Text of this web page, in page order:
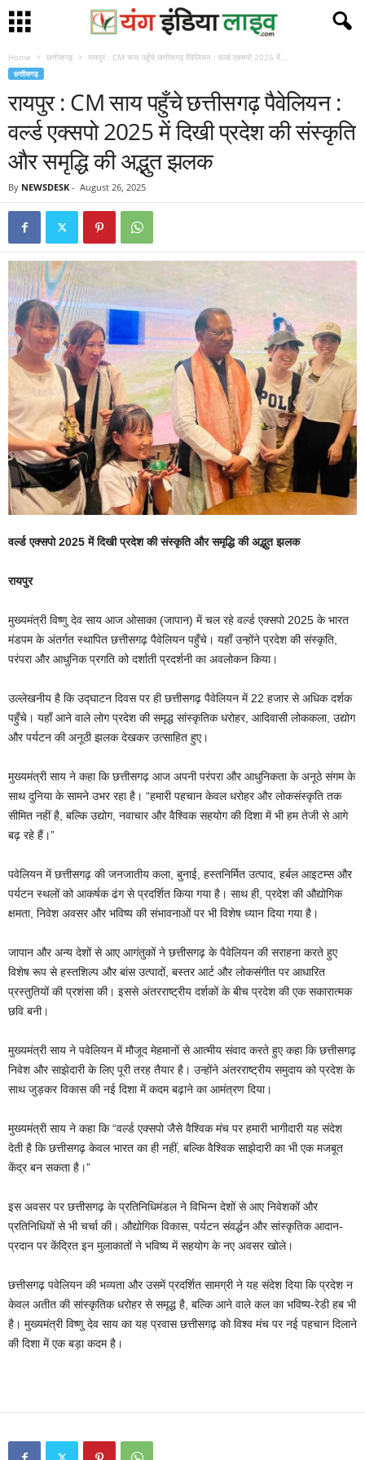
Home छत्तीसगढ़ रायपुर : CM साय पहुँचे छत्तीसगढ़ पैवेलियन : वर्ल्ड एक्सपो 2025 में...
छत्तीसगढ़
रायपुर : CM साय पहुँचे छत्तीसगढ़ पैवेलियन :
वर्ल्ड एक्सपो 2025 में दिखी प्रदेश की संस्कृति
और समृद्धि की अद्भुत झलक
By NEWSDESK - August 26, 2025
वर्ल्ड एक्सपो 2025 में दिखी प्रदेश की संस्कृति और समृद्धि की अद्भुत झलक
रायपुर
मुख्यमंत्री विष्णु देव साय आज ओसाका (जापान) में चल रहे वर्ल्ड एक्सपो 2025 के भारत
मंडपम के अंतर्गत स्थापित छत्तीसगढ़ पैवेलियन पहुँचे। यहाँ उन्होंने प्रदेश की संस्कृति,
परंपरा और आधुनिक प्रगति को दर्शाती प्रदर्शनी का अवलोकन किया।
उल्लेखनीय है कि उद्घाटन दिवस पर ही छत्तीसगढ़ पैवेलियन में 22 हजार से अधिक दर्शक
पहुँचे। यहाँ आने वाले लोग प्रदेश की समृद्ध सांस्कृतिक धरोहर, आदिवासी लोककला, उद्योग
और पर्यटन की अनूठी झलक देखकर उत्साहित हुए।
मुख्यमंत्री साय ने कहा कि छत्तीसगढ़ आज अपनी परंपरा और आधुनिकता के अनूठे संगम के
साथ दुनिया के सामने उभर रहा है। “हमारी पहचान केवल धरोहर और लोकसंस्कृति तक
सीमित नहीं है, बल्कि उद्योग, नवाचार और वैश्विक सहयोग की दिशा में भी हम तेजी से आगे
बढ़ रहे हैं।”
पवेलियन में छत्तीसगढ़ की जनजातीय कला, बुनाई, हस्तनिर्मित उत्पाद, हर्बल आइटम्स और
पर्यटन स्थलों को आकर्षक ढंग से प्रदर्शित किया गया है। साथ ही, प्रदेश की औद्योगिक
क्षमता, निवेश अवसर और भविष्य की संभावनाओं पर भी विशेष ध्यान दिया गया है।
जापान और अन्य देशों से आए आगंतुकों ने छत्तीसगढ़ के पैवेलियन की सराहना करते हुए
विशेष रूप से हस्तशिल्प और बांस उत्पादों, बस्तर आर्ट और लोकसंगीत पर आधारित
प्रस्तुतियों की प्रशंसा की। इससे अंतरराष्ट्रीय दर्शकों के बीच प्रदेश की एक सकारात्मक
छवि बनी।
मुख्यमंत्री साय ने पवेलियन में मौजूद मेहमानों से आत्मीय संवाद करते हुए कहा कि छत्तीसगढ़
निवेश और साझेदारी के लिए पूरी तरह तैयार है। उन्होंने अंतरराष्ट्रीय समुदाय को प्रदेश के
साथ जुड़कर विकास की नई दिशा में कदम बढ़ाने का आमंत्रण दिया।
मुख्यमंत्री साय ने कहा कि “वर्ल्ड एक्सपो जैसे वैश्विक मंच पर हमारी भागीदारी यह संदेश
देती है कि छत्तीसगढ़ केवल भारत का ही नहीं, बल्कि वैश्विक साझेदारी का भी एक मजबूत
केंद्र बन सकता है।”
इस अवसर पर छत्तीसगढ़ के प्रतिनिधिमंडल ने विभिन्न देशों से आए निवेशकों और
प्रतिनिधियों से भी चर्चा की। औद्योगिक विकास, पर्यटन संवर्द्धन और सांस्कृतिक आदान-
प्रदान पर केंद्रित इन मुलाकातों ने भविष्य में सहयोग के नए अवसर खोले।
छत्तीसगढ़ पवेलियन की भव्यता और उसमें प्रदर्शित सामग्री ने यह संदेश दिया कि प्रदेश न
केवल अतीत की सांस्कृतिक धरोहर से समृद्ध है, बल्कि आने वाले कल का भविष्य-रेडी हब भी
है। मुख्यमंत्री विष्णु देव साय का यह प्रवास छत्तीसगढ़ को विश्व मंच पर नई पहचान दिलाने
की दिशा में एक बड़ा कदम है।